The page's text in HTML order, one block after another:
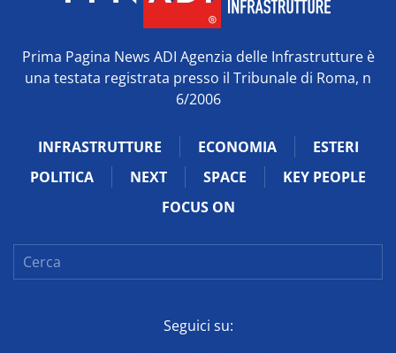
Prima Pagina News ADI Agenzia delle Infrastrutture è
una testata registrata presso il Tribunale di Roma, n
6/2006
INFRASTRUTTURE ECONOMIA
ESTERI
POLITICA
NEXT SPACE
KEY PEOPLE
FOCUS ON
Seguici su: